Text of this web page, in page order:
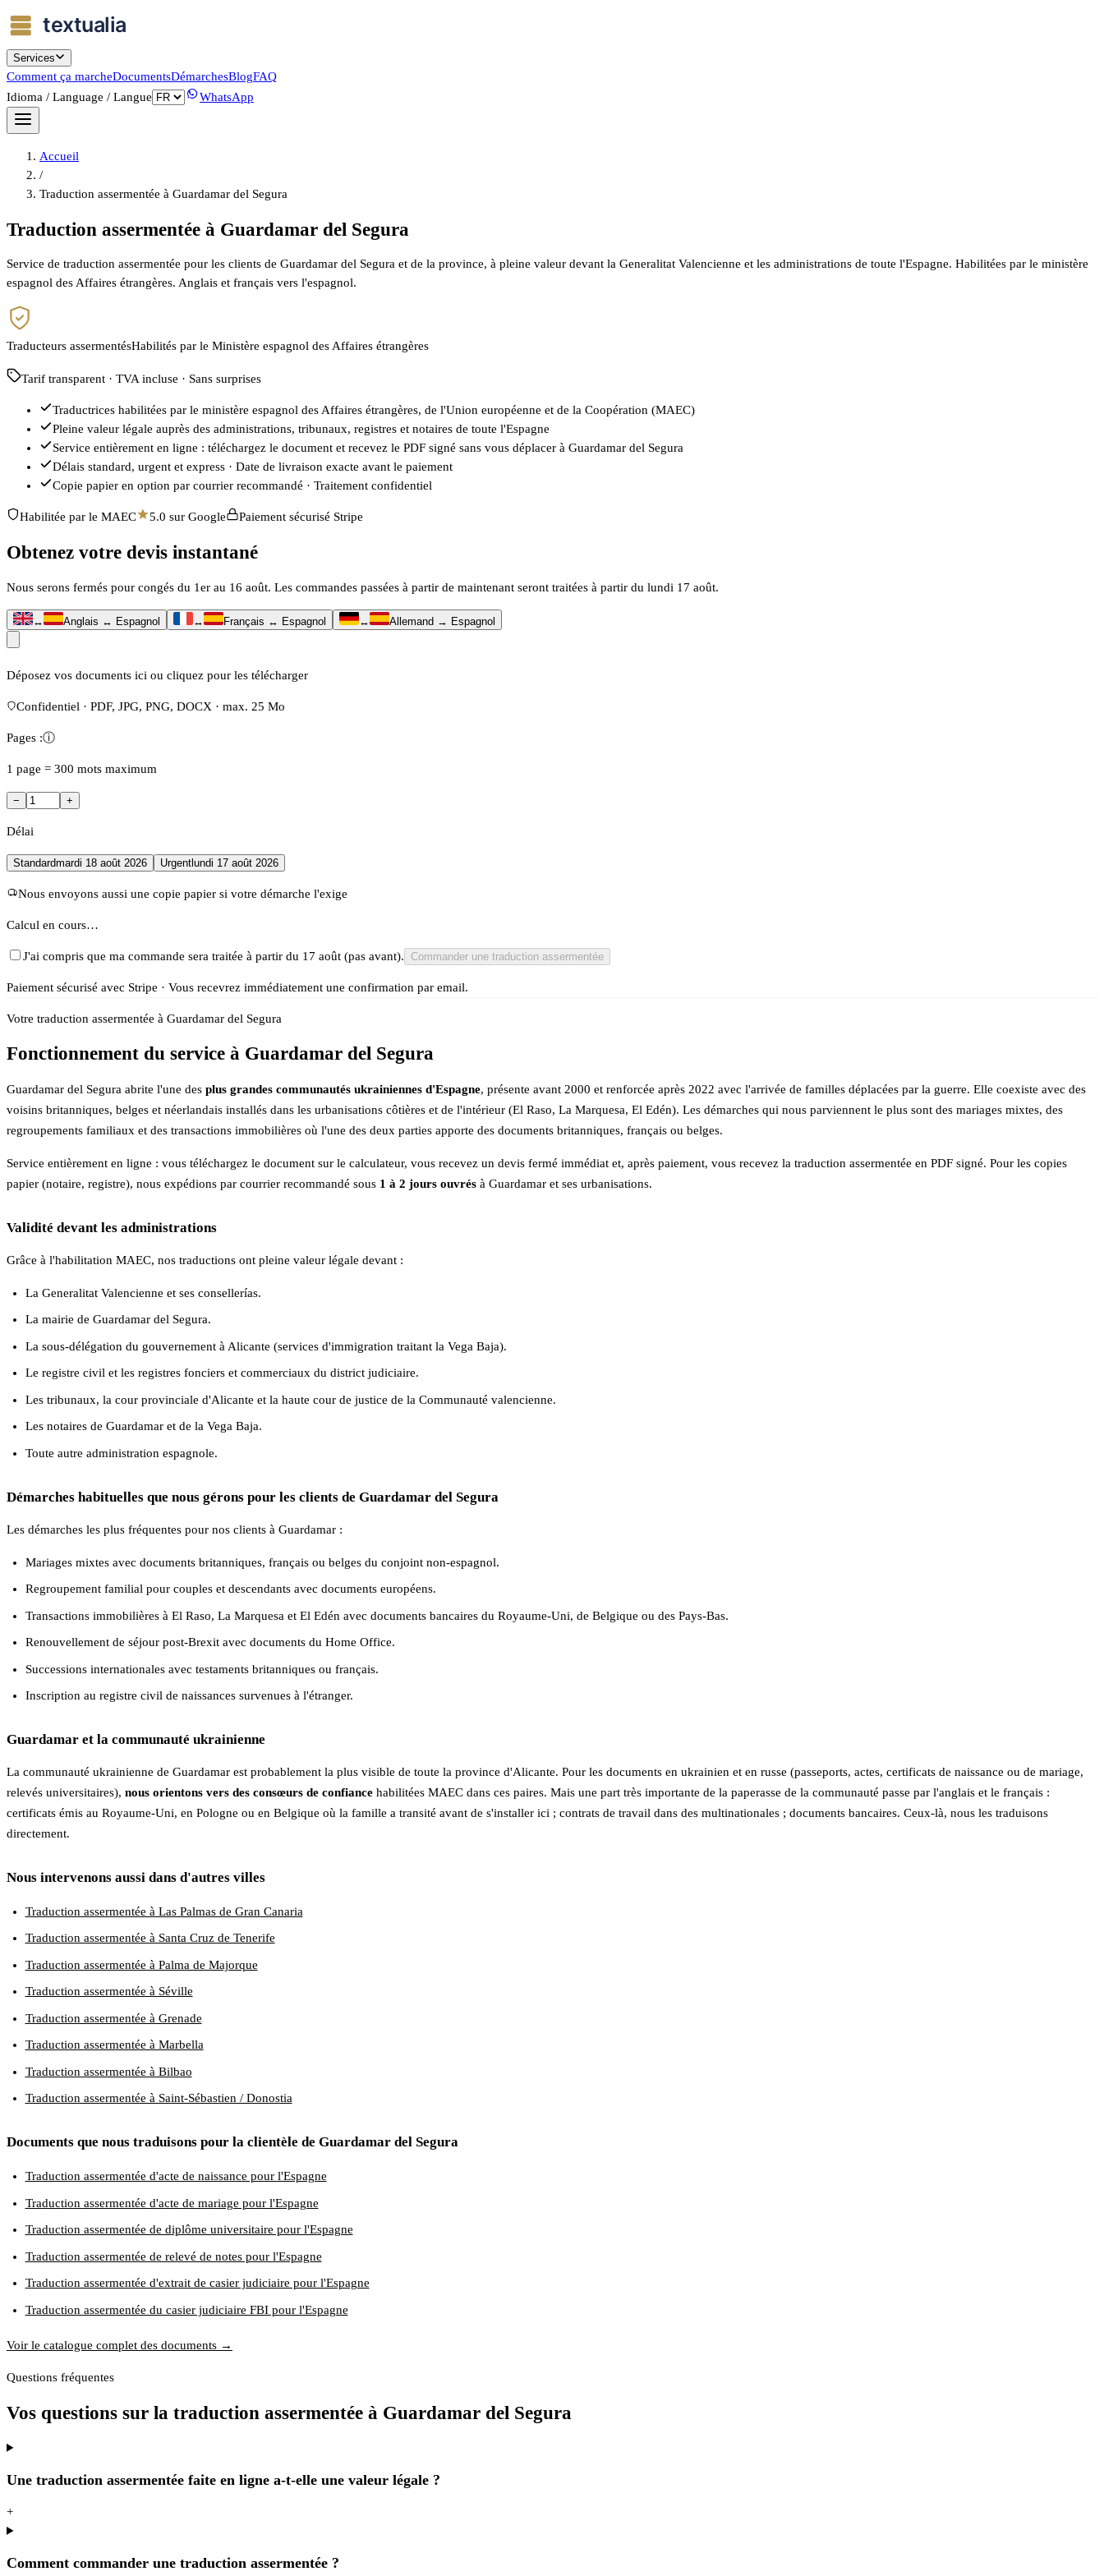
Services
Comment ça marcheDocumentsDémarchesBlogFAQ
Idioma / Language / Langue
WhatsApp
Accueil
/
Traduction assermentée à Guardamar del Segura
Traduction assermentée à Guardamar del Segura
Service de traduction assermentée pour les clients de Guardamar del Segura et de la province, à pleine valeur devant la Generalitat Valencienne et les administrations de toute l'Espagne. Habilitées par le ministère
espagnol des Affaires étrangères. Anglais et français vers l'espagnol.
Traducteurs assermentésHabilités par le Ministère espagnol des Affaires étrangères
Tarif transparent · TVA incluse · Sans surprises
Traductrices habilitées par le ministère espagnol des Affaires étrangères, de l'Union européenne et de la Coopération (MAEC)
Pleine valeur légale auprès des administrations, tribunaux, registres et notaires de toute l'Espagne
Service entièrement en ligne : téléchargez le document et recevez le PDF signé sans vous déplacer à Guardamar del Segura
Délais standard, urgent et express · Date de livraison exacte avant le paiement
Copie papier en option par courrier recommandé · Traitement confidentiel
Habilitée par le MAEC 5.0 sur Google Paiement sécurisé Stripe
Obtenez votre devis instantané
Nous serons fermés pour congés du 1er au 16 août. Les commandes passées à partir de maintenant seront traitées à partir du lundi 17 août.
↔ Anglais ↔ Espagnol ↔ Français ↔ Espagnol ↔ Allemand → Espagnol
Déposez vos documents ici ou cliquez pour les télécharger
Confidentiel · PDF, JPG, PNG, DOCX · max. 25 Mo
Pages :ⓘ
1 page = 300 mots maximum
− +
Délai
Standardmardi 18 août 2026 Urgentlundi 17 août 2026
Nous envoyons aussi une copie papier si votre démarche l'exige
Calcul en cours…
J'ai compris que ma commande sera traitée à partir du 17 août (pas avant). Commander une traduction assermentée
Paiement sécurisé avec Stripe · Vous recevrez immédiatement une confirmation par email.
Votre traduction assermentée à Guardamar del Segura
Fonctionnement du service à Guardamar del Segura
Guardamar del Segura abrite l'une des plus grandes communautés ukrainiennes d'Espagne, présente avant 2000 et renforcée après 2022 avec l'arrivée de familles déplacées par la guerre. Elle coexiste avec des
voisins britanniques, belges et néerlandais installés dans les urbanisations côtières et de l'intérieur (El Raso, La Marquesa, El Edén). Les démarches qui nous parviennent le plus sont des mariages mixtes, des
regroupements familiaux et des transactions immobilières où l'une des deux parties apporte des documents britanniques, français ou belges.
Service entièrement en ligne : vous téléchargez le document sur le calculateur, vous recevez un devis fermé immédiat et, après paiement, vous recevez la traduction assermentée en PDF signé. Pour les copies
papier (notaire, registre), nous expédions par courrier recommandé sous 1 à 2 jours ouvrés à Guardamar et ses urbanisations.
Validité devant les administrations
Grâce à l'habilitation MAEC, nos traductions ont pleine valeur légale devant :
La Generalitat Valencienne et ses consellerías.
La mairie de Guardamar del Segura.
La sous-délégation du gouvernement à Alicante (services d'immigration traitant la Vega Baja).
Le registre civil et les registres fonciers et commerciaux du district judiciaire.
Les tribunaux, la cour provinciale d'Alicante et la haute cour de justice de la Communauté valencienne.
Les notaires de Guardamar et de la Vega Baja.
Toute autre administration espagnole.
Démarches habituelles que nous gérons pour les clients de Guardamar del Segura
Les démarches les plus fréquentes pour nos clients à Guardamar :
Mariages mixtes avec documents britanniques, français ou belges du conjoint non-espagnol.
Regroupement familial pour couples et descendants avec documents européens.
Transactions immobilières à El Raso, La Marquesa et El Edén avec documents bancaires du Royaume-Uni, de Belgique ou des Pays-Bas.
Renouvellement de séjour post-Brexit avec documents du Home Office.
Successions internationales avec testaments britanniques ou français.
Inscription au registre civil de naissances survenues à l'étranger.
Guardamar et la communauté ukrainienne
La communauté ukrainienne de Guardamar est probablement la plus visible de toute la province d'Alicante. Pour les documents en ukrainien et en russe (passeports, actes, certificats de naissance ou de mariage,
relevés universitaires), nous orientons vers des consœurs de confiance habilitées MAEC dans ces paires. Mais une part très importante de la paperasse de la communauté passe par l'anglais et le français :
certificats émis au Royaume-Uni, en Pologne ou en Belgique où la famille a transité avant de s'installer ici ; contrats de travail dans des multinationales ; documents bancaires. Ceux-là, nous les traduisons
directement.
Nous intervenons aussi dans d'autres villes
Traduction assermentée à Las Palmas de Gran Canaria
Traduction assermentée à Santa Cruz de Tenerife
Traduction assermentée à Palma de Majorque
Traduction assermentée à Séville
Traduction assermentée à Grenade
Traduction assermentée à Marbella
Traduction assermentée à Bilbao
Traduction assermentée à Saint-Sébastien / Donostia
Documents que nous traduisons pour la clientèle de Guardamar del Segura
Traduction assermentée d'acte de naissance pour l'Espagne
Traduction assermentée d'acte de mariage pour l'Espagne
Traduction assermentée de diplôme universitaire pour l'Espagne
Traduction assermentée de relevé de notes pour l'Espagne
Traduction assermentée d'extrait de casier judiciaire pour l'Espagne
Traduction assermentée du casier judiciaire FBI pour l'Espagne
Voir le catalogue complet des documents →
Questions fréquentes
Vos questions sur la traduction assermentée à Guardamar del Segura
Une traduction assermentée faite en ligne a-t-elle une valeur légale ?
+
Comment commander une traduction assermentée ?